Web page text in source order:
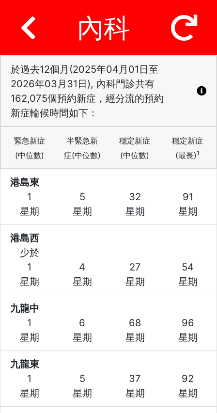
內科
於過去12個月(2025年04月01日至
2026年03月31日), 內科門診共有
162,075個預約新症，經分流的預約
新症輪候時間如下：
緊急新症
(中位數)
半緊急新
症(中位數)
穩定新症
(中位數)
穩定新症
(最長)1
港島東
1
5 32
91
星期
星期 星期 星期
港島西
少於
1
4 27
54
星期
星期 星期 星期
九龍中
1
6 68
96
星期
星期 星期 星期
九龍東
1
5 37
92
星期
星期 星期 星期